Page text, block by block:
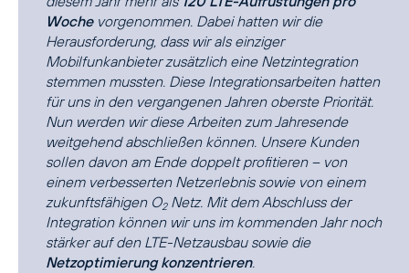
Wochevorgenommen. Dabei hatten wir die
Herausforderung, dass wir als einziger
Mobilfunkanbieter zusätzlich eine Netzintegration
stemmen mussten. Diese Integrationsarbeiten hatten
für uns in den vergangenen Jahren oberste Priorität.
Nun werden wir diese Arbeiten zum Jahresende
weitgehend abschließen können. Unsere Kunden
sollen davon am Ende doppelt profitieren – von
einem verbesserten Netzerlebnis sowie von einem
zukunftsfähigen O2Netz. Mit dem Abschluss der
Integration können wir uns im kommenden Jahr noch
stärker auf den LTE-Netzausbau sowie die
Netzoptimierung konzentrieren.